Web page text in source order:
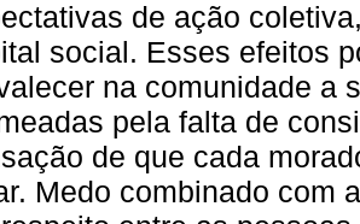
de ação
social. Esses efeitos
na comunidade a
pela falta de
de que cada
Medo combinado com